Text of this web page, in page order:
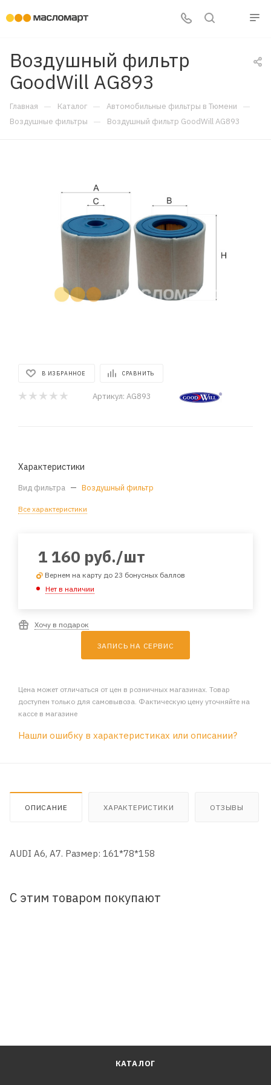
Воздушный фильтр
GoodWill AG893
Главная — Каталог — Автомобильные фильтры в Тюмени —
Воздушные фильтры — Воздушный фильтр GoodWill AG893
В ИЗБРАННОЕ СРАВНИТЬ
Артикул: AG893
Характеристики
Вид фильтра — Воздушный фильтр
Все характеристики
1 160 руб./шт
Вернем на карту до 23 бонусных баллов
Нет в наличии
Хочу в подарок
ЗАПИСЬ НА СЕРВИС
Цена может отличаться от цен в розничных магазинах. Товар
доступен только для самовывоза. Фактическую цену уточняйте на
кассе в магазине
Нашли ошибку в характеристиках или описании?
ОПИСАНИЕ ХАРАКТЕРИСТИКИ ОТЗЫВЫ
AUDI A6, A7. Размер: 161*78*158
С этим товаром покупают
КАТАЛОГ